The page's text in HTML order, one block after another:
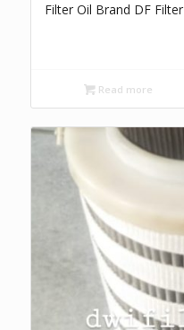
Filter Oil Brand DF Filter
Read more